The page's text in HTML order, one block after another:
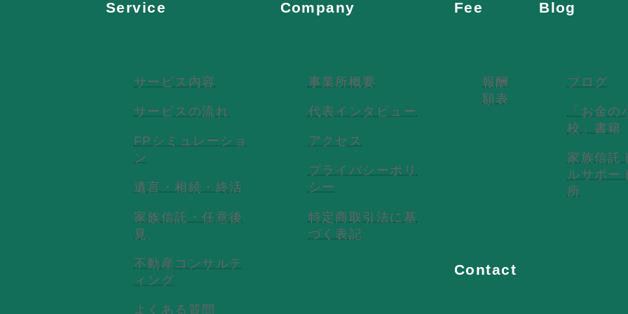
Service
サービス内容
サービスの流れ
FPシミュレーショ
ン
遺言・相続・終活
家族信託・任意後
見
不動産コンサルテ
ィング
よくある質問
Company
事業所概要
代表インタビュー
アクセス
プライバシーポリ
シー
特定商取引法に基
づく表記
Fee
報酬
額表
Blog
ブログ
「お金の
校」書籍
家族信託
ルサポー
所
Contact